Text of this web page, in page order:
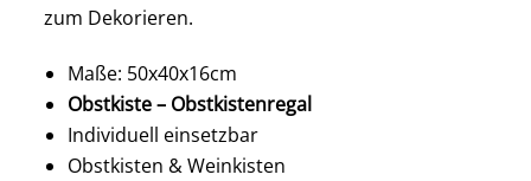
zum Dekorieren.
Maße: 50x40x16cm
Obstkiste – Obstkistenregal
Individuell einsetzbar
Obstkisten & Weinkisten